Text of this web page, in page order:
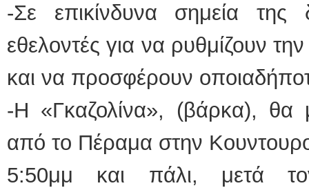
-Σε επικίνδυνα σημεία
εθελοντές για να ρυθμίζουν
και να προσφέρουν
-Η «Γκαζολίνα», (βάρκα), θα
από το Πέραμα στην
5:50μμ και πάλι, μετά